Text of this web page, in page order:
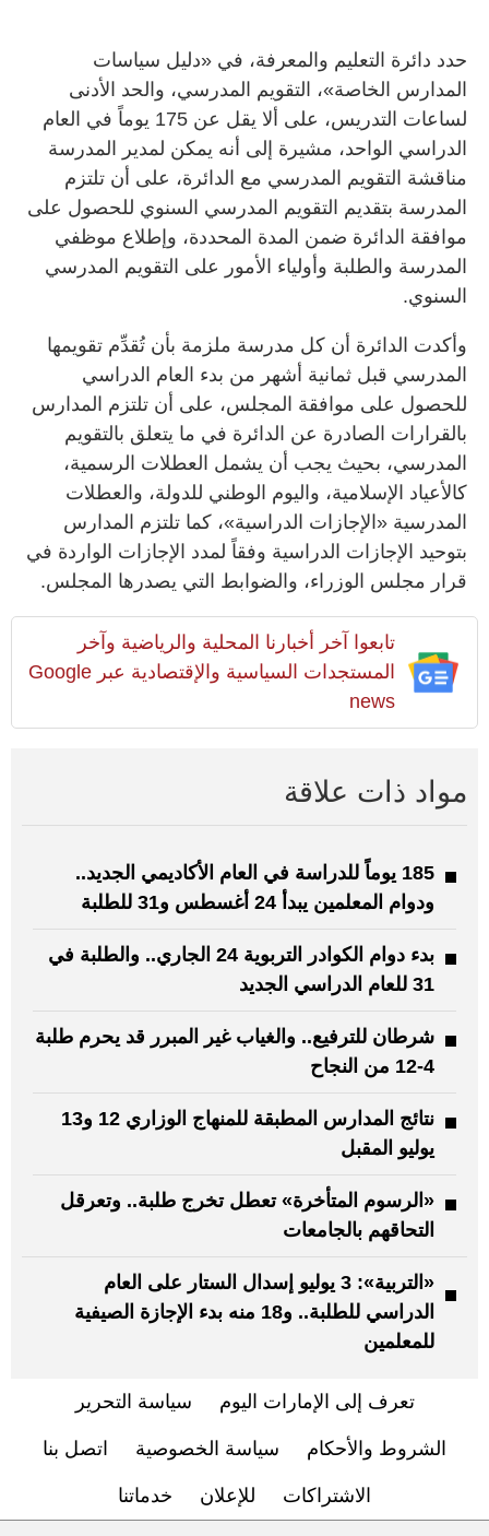
حدد دائرة التعليم والمعرفة، في «دليل سياسات
المدارس الخاصة»، التقويم المدرسي، والحد الأدنى
لساعات التدريس، على ألا يقل عن 175 يوماً في العام
الدراسي الواحد، مشيرة إلى أنه يمكن لمدير المدرسة
مناقشة التقويم المدرسي مع الدائرة، على أن تلتزم
المدرسة بتقديم التقويم المدرسي السنوي للحصول على
موافقة الدائرة ضمن المدة المحددة، وإطلاع موظفي
المدرسة والطلبة وأولياء الأمور على التقويم المدرسي
السنوي.
وأكدت الدائرة أن كل مدرسة ملزمة بأن تُقدِّم تقويمها
المدرسي قبل ثمانية أشهر من بدء العام الدراسي
للحصول على موافقة المجلس، على أن تلتزم المدارس
بالقرارات الصادرة عن الدائرة في ما يتعلق بالتقويم
المدرسي، بحيث يجب أن يشمل العطلات الرسمية،
كالأعياد الإسلامية، واليوم الوطني للدولة، والعطلات
المدرسية «الإجازات الدراسية»، كما تلتزم المدارس
بتوحيد الإجازات الدراسية وفقاً لمدد الإجازات الواردة في
قرار مجلس الوزراء، والضوابط التي يصدرها المجلس.
تابعوا آخر أخبارنا المحلية والرياضية وآخر
المستجدات السياسية والإقتصادية عبر Google
news
مواد ذات علاقة
185 يوماً للدراسة في العام الأكاديمي الجديد..
ودوام المعلمين يبدأ 24 أغسطس و31 للطلبة
بدء دوام الكوادر التربوية 24 الجاري.. والطلبة في
31 للعام الدراسي الجديد
شرطان للترفيع.. والغياب غير المبرر قد يحرم طلبة
4-12 من النجاح
نتائج المدارس المطبقة للمنهاج الوزاري 12 و13
يوليو المقبل
«الرسوم المتأخرة» تعطل تخرج طلبة.. وتعرقل
التحاقهم بالجامعات
«التربية»: 3 يوليو إسدال الستار على العام
الدراسي للطلبة.. و18 منه بدء الإجازة الصيفية
للمعلمين
تعرف إلى الإمارات اليوم سياسة التحرير
الشروط والأحكام سياسة الخصوصية اتصل بنا
الاشتراكات للإعلان خدماتنا